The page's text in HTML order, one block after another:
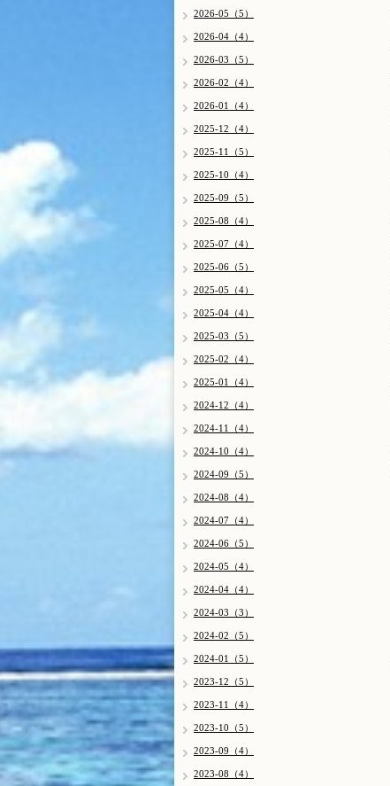
2026-05（5）
2026-04（4）
2026-03（5）
2026-02（4）
2026-01（4）
2025-12（4）
2025-11（5）
2025-10（4）
2025-09（5）
2025-08（4）
2025-07（4）
2025-06（5）
2025-05（4）
2025-04（4）
2025-03（5）
2025-02（4）
2025-01（4）
2024-12（4）
2024-11（4）
2024-10（4）
2024-09（5）
2024-08（4）
2024-07（4）
2024-06（5）
2024-05（4）
2024-04（4）
2024-03（3）
2024-02（5）
2024-01（5）
2023-12（5）
2023-11（4）
2023-10（5）
2023-09（4）
2023-08（4）